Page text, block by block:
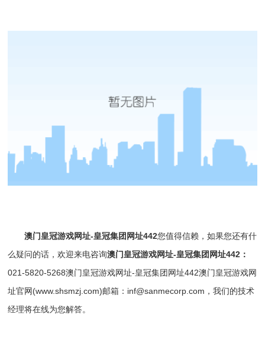
澳门皇冠游戏网址-皇冠集团网址442您值得信赖，如果您还有什
么疑问的话，欢迎来电咨询澳门皇冠游戏网址-皇冠集团网址442 ：
021-5820-5268澳门皇冠游戏网址-皇冠集团网址442澳门皇冠游戏网
址官网(www.shsmzj.com)邮箱： inf@sanmecorp.com ，我们的技术
经理将在线为您解答。